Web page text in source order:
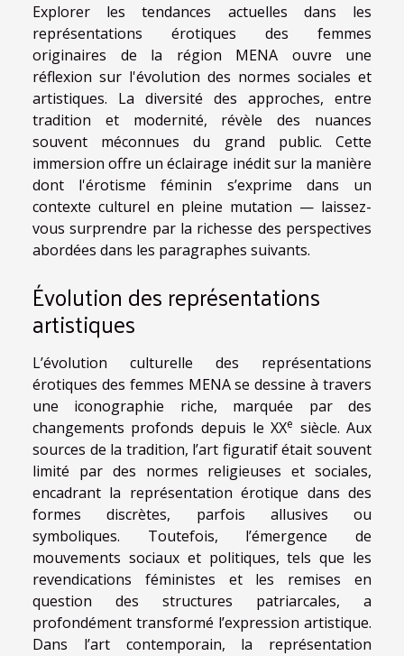
Explorer les tendances actuelles dans les
représentations érotiques des femmes
originaires de la région MENA ouvre une
réflexion sur l'évolution des normes sociales et
artistiques. La diversité des approches, entre
tradition et modernité, révèle des nuances
souvent méconnues du grand public. Cette
immersion offre un éclairage inédit sur la manière
dont l'érotisme féminin s’exprime dans un
contexte culturel en pleine mutation — laissez-
vous surprendre par la richesse des perspectives
abordées dans les paragraphes suivants.
Évolution des représentations
artistiques
L’évolution culturelle des représentations
érotiques des femmes MENA se dessine à travers
une iconographie riche, marquée par des
changements profonds depuis le XXe siècle. Aux
sources de la tradition, l’art figuratif était souvent
limité par des normes religieuses et sociales,
encadrant la représentation érotique dans des
formes discrètes, parfois allusives ou
symboliques. Toutefois, l’émergence de
mouvements sociaux et politiques, tels que les
revendications féministes et les remises en
question des structures patriarcales, a
profondément transformé l’expression artistique.
Dans l’art contemporain, la représentation